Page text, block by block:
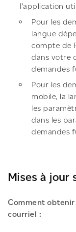
l’application
Pour les
langue
compte de
dans votre
demandes
Pour les
mobile, la
les
dans les
demandes
Mises à jour
Comment obtenir
courriel :